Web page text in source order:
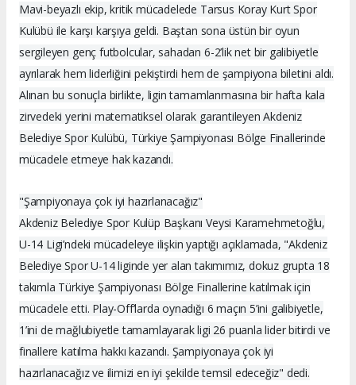
Mavi-beyazlı ekip, kritik mücadelede Tarsus Koray Kurt Spor
Kulübü ile karşı karşıya geldi. Baştan sona üstün bir oyun
sergileyen genç futbolcular, sahadan 6-2’lik net bir galibiyetle
ayrılarak hem liderliğini pekiştirdi hem de şampiyona biletini aldı.
Alınan bu sonuçla birlikte, ligin tamamlanmasına bir hafta kala
zirvedeki yerini matematiksel olarak garantileyen Akdeniz
Belediye Spor Kulübü, Türkiye Şampiyonası Bölge Finallerinde
mücadele etmeye hak kazandı.
"Şampiyonaya çok iyi hazırlanacağız"
Akdeniz Belediye Spor Kulüp Başkanı Veysi Karamehmetoğlu,
U-14 Ligi’ndeki mücadeleye ilişkin yaptığı açıklamada, "Akdeniz
Belediye Spor U-14 liginde yer alan takımımız, dokuz grupta 18
takımla Türkiye Şampiyonası Bölge Finallerine katılmak için
mücadele etti. Play-Off’larda oynadığı 6 maçın 5’ini galibiyetle,
1’ini de mağlubiyetle tamamlayarak ligi 26 puanla lider bitirdi ve
finallere katılma hakkı kazandı. Şampiyonaya çok iyi
hazırlanacağız ve ilimizi en iyi şekilde temsil edeceğiz" dedi.